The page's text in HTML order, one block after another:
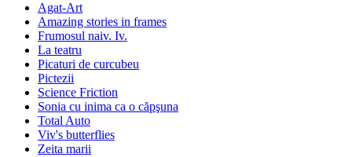
Agat-Art
Amazing stories in frames
Frumosul naiv. Iv.
La teatru
Picaturi de curcubeu
Pictezii
Science Friction
Sonia cu inima ca o căpşuna
Total Auto
Viv's butterflies
Zeita marii